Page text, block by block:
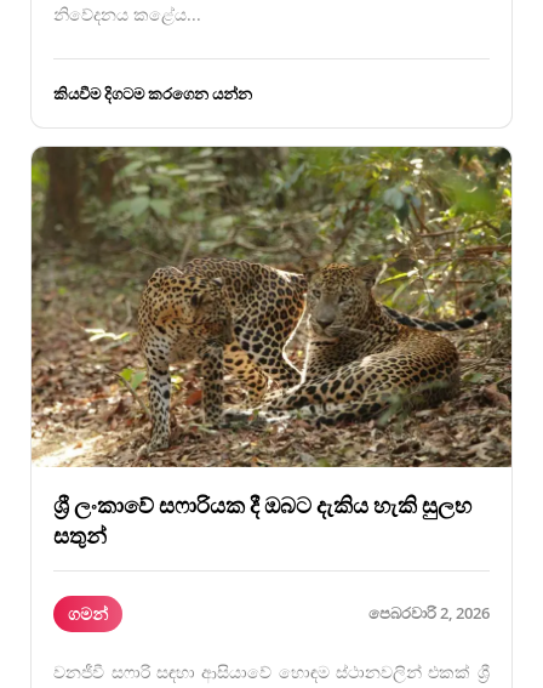
නිවේදනය කළේය...
කියවීම දිගටම කරගෙන යන්න
ශ්‍රී ලංකාවේ සෆාරියක දී ඔබට දැකිය හැකි සුලභ
සතුන්
ගමන් පෙබරවාරි 2, 2026
වනජීවී සෆාරි සඳහා ආසියාවේ හොඳම ස්ථානවලින් එකක් ශ්‍රී